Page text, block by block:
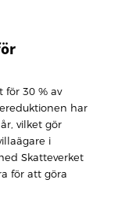
för 30 % av
har
vilket gör
i
Skatteverket
för att göra